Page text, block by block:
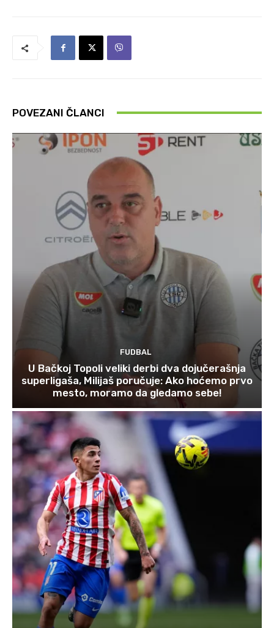
POVEZANI ČLANCI
FUDBAL
U Bačkoj Topoli veliki derbi dva dojučerašnja
superligaša, Milijaš poručuje: Ako hoćemo prvo
mesto, moramo da gledamo sebe!